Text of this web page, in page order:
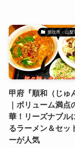
笛吹市・山梨
甲府『順和（じゅ
｜ボリューム満点
華！リーズナブル
るラーメン＆セッ
ーが人気